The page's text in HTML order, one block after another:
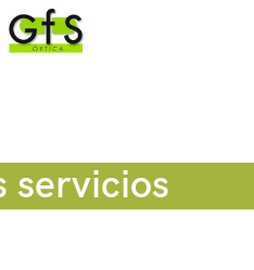
servicios